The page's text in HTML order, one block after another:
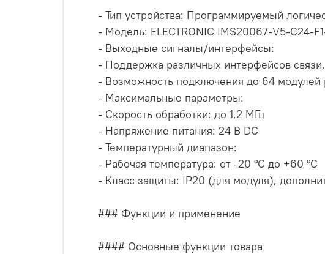
- Тип устройства: Программируемый
- Модель: ELECTRONIC IMS20067-V5-C24-
- Выходные сигналы/интерфейсы:
- Поддержка различных интерфейсов
- Возможность подключения до 64 модулей
- Максимальные параметры:
- Скорость обработки: до 1,2 МГц
- Напряжение питания: 24 В DC
- Температурный диапазон:
- Рабочая температура: от -20 °C до +60 °C
- Класс защиты: IP20 (для модуля),
### Функции и применение
#### Основные функции товара